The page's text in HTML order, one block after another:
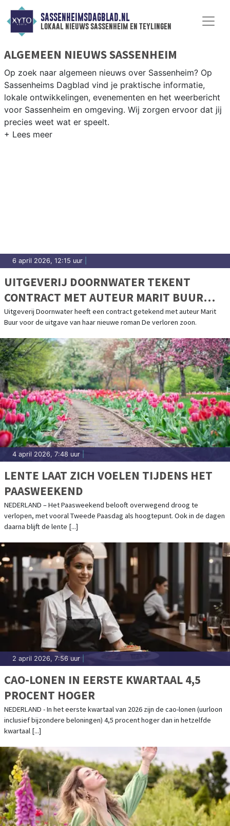
SASSENHEIMSDAGBLAD.NL
lokaal nieuws sassenheim en teylingen
ALGEMEEN NIEUWS SASSENHEIM
Op zoek naar algemeen nieuws over Sassenheim? Op
Sassenheims Dagblad vind je praktische informatie,
lokale ontwikkelingen, evenementen en het weerbericht
voor Sassenheim en omgeving. Wij zorgen ervoor dat jij
precies weet wat er speelt.
6 april 2026, 12:15 uur
UITGEVERIJ DOORNWATER TEKENT
CONTRACT MET AUTEUR MARIT BUUR
VOOR NIEUWE ROMAN DE VERLOREN
ZOON
Uitgeverij Doornwater heeft een contract getekend met auteur Marit
Buur voor de uitgave van haar nieuwe roman De verloren zoon.
4 april 2026, 7:48 uur
LENTE LAAT ZICH VOELEN TIJDENS HET
PAASWEEKEND
NEDERLAND – Het Paasweekend belooft overwegend droog te
verlopen, met vooral Tweede Paasdag als hoogtepunt. Ook in de dagen
daarna blijft de lente [...]
2 april 2026, 7:56 uur
CAO-LONEN IN EERSTE KWARTAAL 4,5
PROCENT HOGER
NEDERLAND - In het eerste kwartaal van 2026 zijn de cao-lonen (uurloon
inclusief bijzondere beloningen) 4,5 procent hoger dan in hetzelfde
kwartaal [...]